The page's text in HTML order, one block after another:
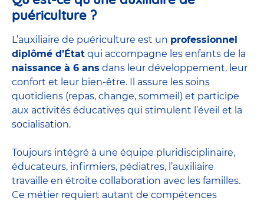
puériculture ?
L’auxiliaire de puériculture est un professionnel
diplômé d’État qui accompagne les enfants de la
naissance à 6 ans dans leur développement, leur
confort et leur bien-être. Il assure les soins
quotidiens (repas, change, sommeil) et participe
aux activités éducatives qui stimulent l’éveil et la
socialisation.
Toujours intégré à une équipe pluridisciplinaire,
éducateurs, infirmiers, pédiatres, l’auxiliaire
travaille en étroite collaboration avec les familles.
Ce métier requiert autant de compétences